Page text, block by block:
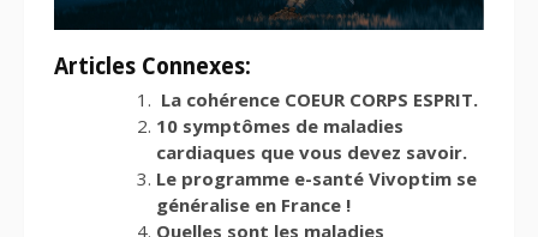
Articles Connexes:
La cohérence COEUR CORPS ESPRIT.
10 symptômes de maladies
cardiaques que vous devez savoir.
Le programme e-santé Vivoptim se
généralise en France !
Quelles sont les maladies